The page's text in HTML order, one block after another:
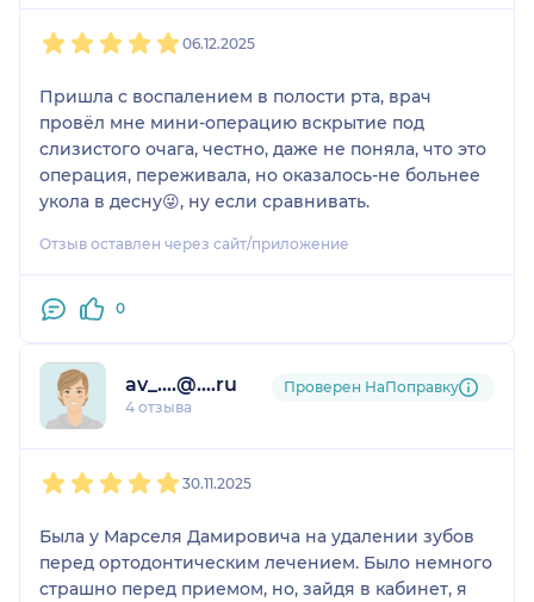
06.12.2025
Пришла с воспалением в полости рта, врач
провёл мне мини-операцию вскрытие под
слизистого очага, честно, даже не поняла, что это
операция, переживала, но оказалось-не больнее
укола в десну😜, ну если сравнивать.
Отзыв оставлен через сайт/приложение
0
av_....@....ru
4 отзыва
Проверен НаПоправку
30.11.2025
Была у Марселя Дамировича на удалении зубов
перед ортодонтическим лечением. Было немного
страшно перед приемом, но, зайдя в кабинет, я